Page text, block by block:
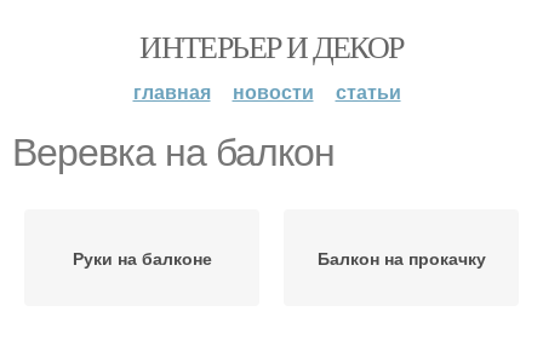
ИНТЕРЬЕР И ДЕКОР
главная новости статьи
Веревка на балкон
Руки на балконе Балкон на прокачку